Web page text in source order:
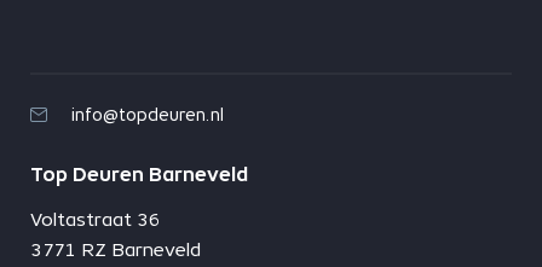
info@topdeuren.nl
Top Deuren Barneveld
Voltastraat 36
3771 RZ Barneveld